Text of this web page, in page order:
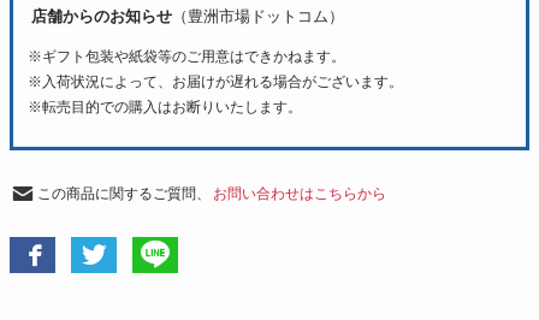
店舗からのお知らせ （豊洲市場ドットコム）
※ギフト包装や紙袋等のご用意はできかねます。
※入荷状況によって、お届けが遅れる場合がございます。
※転売目的での購入はお断りいたします。
この商品に関するご質問、 お問い合わせはこちらから